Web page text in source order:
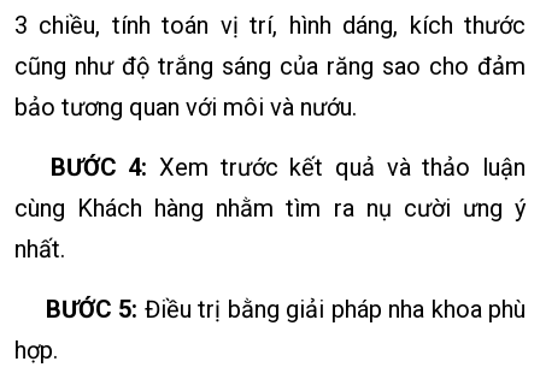
3 chiều, tính toán vị trí, hình dáng, kích thước
cũng như độ trắng sáng của răng sao cho đảm
bảo tương quan với môi và nướu.
BƯỚC 4: Xem trước kết quả và thảo luận
cùng Khách hàng nhằm tìm ra nụ cười ưng ý
nhất.
BƯỚC 5: Điều trị bằng giải pháp nha khoa phù
hợp.